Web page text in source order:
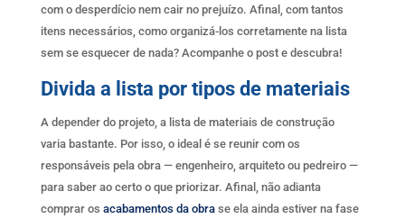
com o desperdício nem cair no prejuízo. Afinal, com tantos
itens necessários, como organizá-los corretamente na lista
sem se esquecer de nada? Acompanhe o post e descubra!
Divida a lista por tipos de materiais
A depender do projeto, a lista de materiais de construção
varia bastante. Por isso, o ideal é se reunir com os
responsáveis pela obra — engenheiro, arquiteto ou pedreiro —
para saber ao certo o que priorizar. Afinal, não adianta
comprar os acabamentos da obrase ela ainda estiver na fase